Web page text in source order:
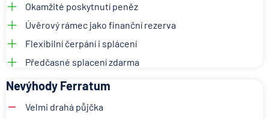
Okamžité poskytnutí peněz
Úvěrový rámec jako finanční rezerva
Flexibilní čerpání i splácení
Předčasné splacení zdarma
Nevýhody Ferratum
Velmi drahá půjčka